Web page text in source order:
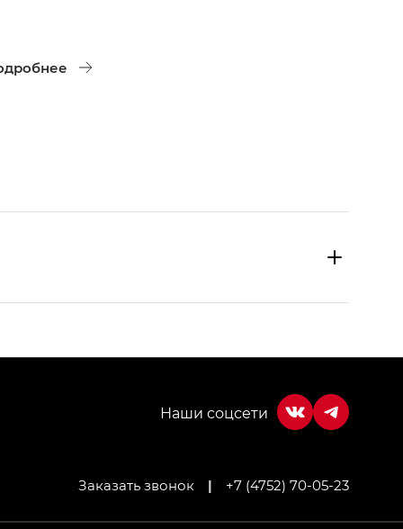
Заказать звонок | +7 (4752) 70-05-23